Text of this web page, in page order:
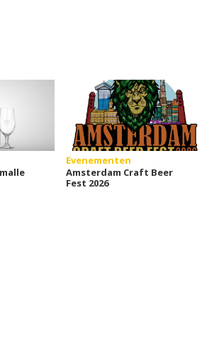
Evenementen
Amsterdam Craft Beer
Fest 2026